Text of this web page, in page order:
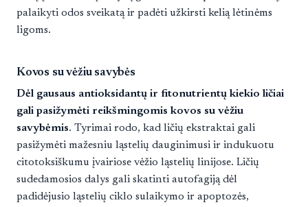
palaikyti odos sveikatą ir padėti užkirsti kelią lėtinėms
ligoms.
Kovos su vėžiu savybės
Dėl gausaus antioksidantų ir fitonutrientų kiekio ličiai
gali pasižymėti reikšmingomis kovos su vėžiu
savybėmis. Tyrimai rodo, kad ličių ekstraktai gali
pasižymėti mažesniu ląstelių dauginimusi ir indukuotu
citotoksiškumu įvairiose vėžio ląstelių linijose. Ličių
sudedamosios dalys gali skatinti autofagiją dėl
padidėjusio ląstelių ciklo sulaikymo ir apoptozės,